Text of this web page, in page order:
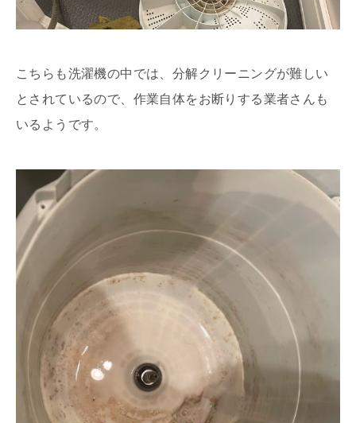
こちらも洗濯機の中では、分解クリーニングが難しい
とされているので、作業自体をお断りする業者さんも
いるようです。